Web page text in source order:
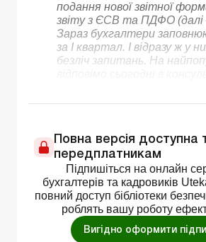
подання нової звітної
звіту з ЄСВ та ПДФО (далі
Зараз бухгалтери
за I квартал. І відразу ж у
безліч запитань. На
Повна версія доступна
передплатникам
Підпишіться на онлайн
бухгалтерів та кадровиків
повний доступ бібліотеки
роблять вашу роботу
Вигідно оформити